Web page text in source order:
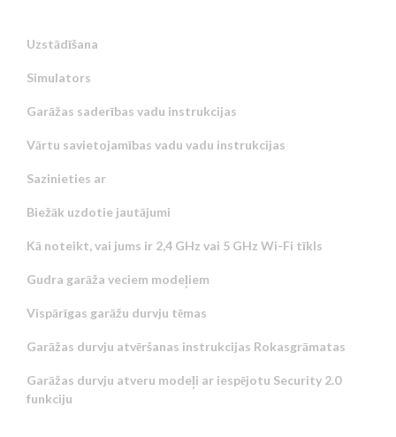
Uzstādīšana
Simulators
Garāžas saderības vadu instrukcijas
Vārtu savietojamības vadu vadu instrukcijas
Sazinieties ar
Biežāk uzdotie jautājumi
Kā noteikt, vai jums ir 2,4 GHz vai 5 GHz Wi-Fi tīkls
Gudra garāža veciem modeļiem
Vispārīgas garāžu durvju tēmas
Garāžas durvju atvēršanas instrukcijas Rokasgrāmatas
Garāžas durvju atveru modeļi ar iespējotu Security 2.0
funkciju